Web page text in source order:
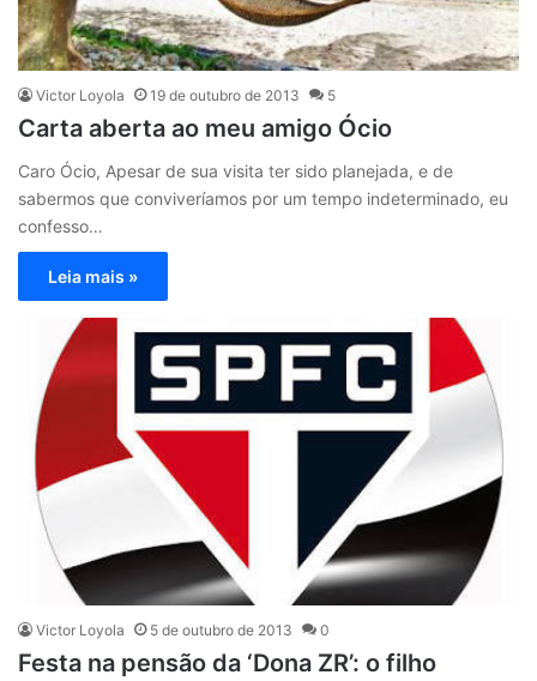
Victor Loyola 19 de outubro de 2013 5
Carta aberta ao meu amigo Ócio
Caro Ócio, Apesar de sua visita ter sido planejada, e de
sabermos que conviveríamos por um tempo indeterminado, eu
confesso…
Leia mais »
Victor Loyola 5 de outubro de 2013 0
Festa na pensão da ‘Dona ZR’: o filho